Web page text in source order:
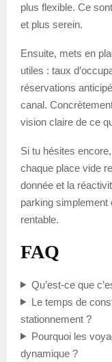
plus flexible. Ce
et plus serein.
Ensuite, mets en
utiles : taux
réservations
canal.
vision claire de ce
Si tu hésites
chaque place vide
donnée et la
parking simplement
rentable.
FAQ
Qu’est-ce que
Le temps de
stationnement ?
Pourquoi les
dynamique ?